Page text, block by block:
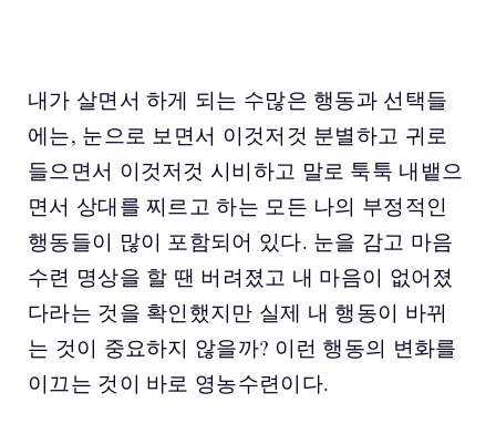
내가 살면서 하게 되는 수많은 행동과 선택들
에는, 눈으로 보면서 이것저것 분별하고 귀로
들으면서 이것저것 시비하고 말로 툭툭 내뱉으
면서 상대를 찌르고 하는 모든 나의 부정적인
행동들이 많이 포함되어 있다. 눈을 감고 마음
수련 명상을 할 땐 버려졌고 내 마음이 없어졌
다라는 것을 확인했지만 실제 내 행동이 바뀌
는 것이 중요하지 않을까? 이런 행동의 변화를
이끄는 것이 바로 영농수련이다.